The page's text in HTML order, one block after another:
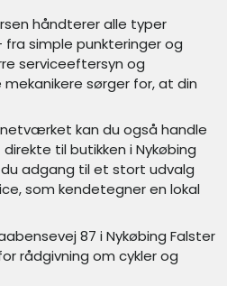
håndterer alle typer
simple punkteringer og
serviceeftersyn og
sørger for, at din
kan du også handle
til butikken i Nykøbing
adgang til et stort udvalg
som kendetegner en lokal
87 i Nykøbing Falster
rådgivning om cykler og